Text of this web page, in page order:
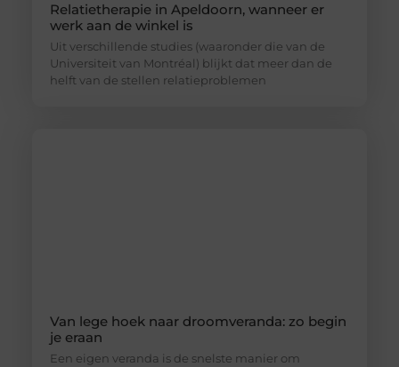
Relatietherapie in Apeldoorn, wanneer er
werk aan de winkel is
Uit verschillende studies (waaronder die van de
Universiteit van Montréal) blijkt dat meer dan de
helft van de stellen relatieproblemen
Van lege hoek naar droomveranda: zo begin
je eraan
Een eigen veranda is de snelste manier om